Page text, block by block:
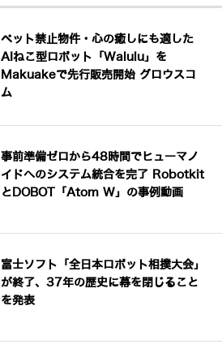
ペット禁止物件・心の癒しにも適した
AIねこ型ロボット「Walulu」を
Makuakeで先行販売開始 グロウスコ
ム
事前準備ゼロから48時間でヒューマノ
イドへのシステム統合を完了 Robotkit
とDOBOT「Atom W」の事例動画
富士ソフト「全日本ロボット相撲大会」
が終了、37年の歴史に幕を閉じること
を発表